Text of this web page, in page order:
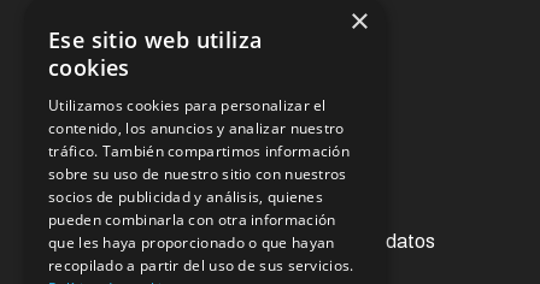
Noticias
Oficina virtual
Acceso a la información pública
Ejercicios de derechos de protección de datos
Contacto
×
Ese sitio web utiliza
cookies
Utilizamos cookies para personalizar el
contenido, los anuncios y analizar nuestro
tráfico. También compartimos información
sobre su uso de nuestro sitio con nuestros
socios de publicidad y análisis, quienes
pueden combinarla con otra información
que les haya proporcionado o que hayan
recopilado a partir del uso de sus servicios.